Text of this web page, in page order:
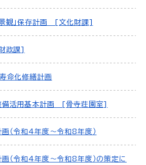
景観」保存計画 [文化財課]
政課]
命化修繕計画
備活用基本計画 [骨寺荘園室]
（令和4年度～令和8年度）
（令和4年度～令和8年度）の策定に